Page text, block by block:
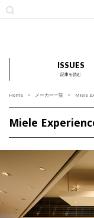
ISSUES
記事を読む
Home メーカー一覧 Miele
Miele